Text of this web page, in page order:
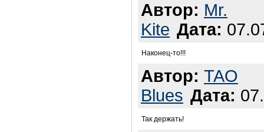
Автор: Mr.
Kite Дата:
Наконец-то!!!
Автор: TAO
Blues Дата:
Так держать!